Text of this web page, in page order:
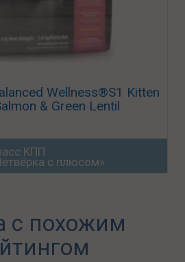
Wellness®S1 Kitten
& Green Lentil
КПП
с плюсом»
с похожим